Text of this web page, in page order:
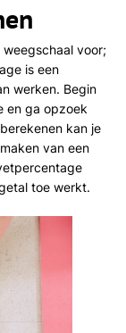
voor;
is een
werken. Begin
en ga opzoek
kan je
van een
toe werkt.